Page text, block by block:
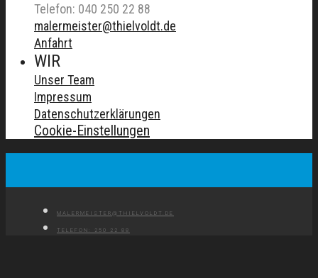
Telefon: 040 250 22 88
malermeister@thielvoldt.de
Anfahrt
WIR
Unser Team
Impressum
Datenschutzerklärungen
Cookie-Einstellungen
MALERMEISTER@THIELVOLDT.DE
TELEFON: 250 22 88